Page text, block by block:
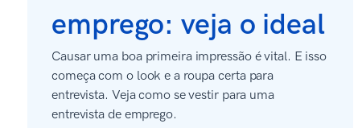
emprego: veja o ideal
Causar uma boa primeira impressão é vital. E isso
começa com o look e a roupa certa para
entrevista. Veja como se vestir para uma
entrevista de emprego.